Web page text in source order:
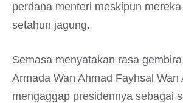
perdana menteri meskipun
setahun jagung.
Semasa menyatakan rasa
Armada Wan Ahmad Fayhsal Wan
mengaggap presidennya sebagai